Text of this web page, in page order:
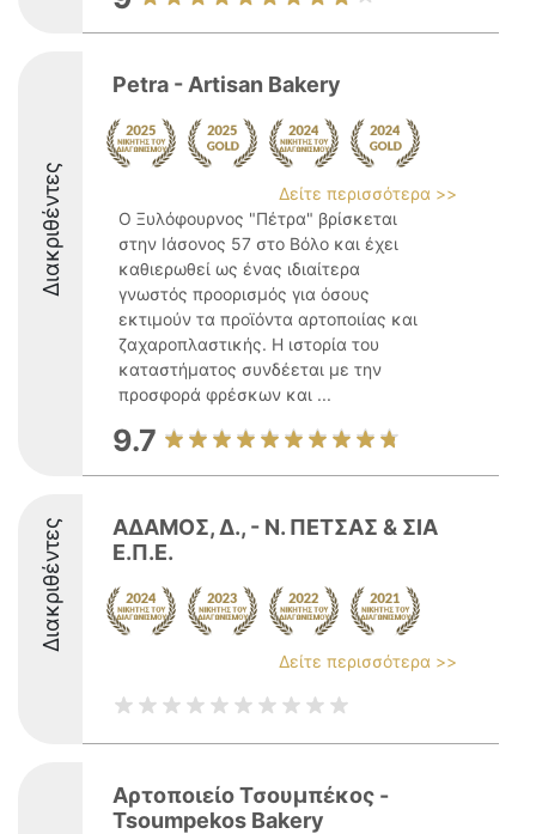
Διακριθέντες
Petra - Artisan Bakery
Δείτε περισσότερα >>
Ο Ξυλόφουρνος "Πέτρα" βρίσκεται
στην Ιάσονος 57 στο Βόλο και έχει
καθιερωθεί ως ένας ιδιαίτερα
γνωστός προορισμός για όσους
εκτιμούν τα προϊόντα αρτοποιίας και
ζαχαροπλαστικής. Η ιστορία του
καταστήματος συνδέεται με την
προσφορά φρέσκων και ...
9.7
Διακριθέντες
ΑΔΑΜΟΣ, Δ., - Ν. ΠΕΤΣΑΣ & ΣΙΑ
Ε.Π.Ε.
Δείτε περισσότερα >>
Αρτοποιείο Τσουμπέκος -
Tsoumpekos Bakery